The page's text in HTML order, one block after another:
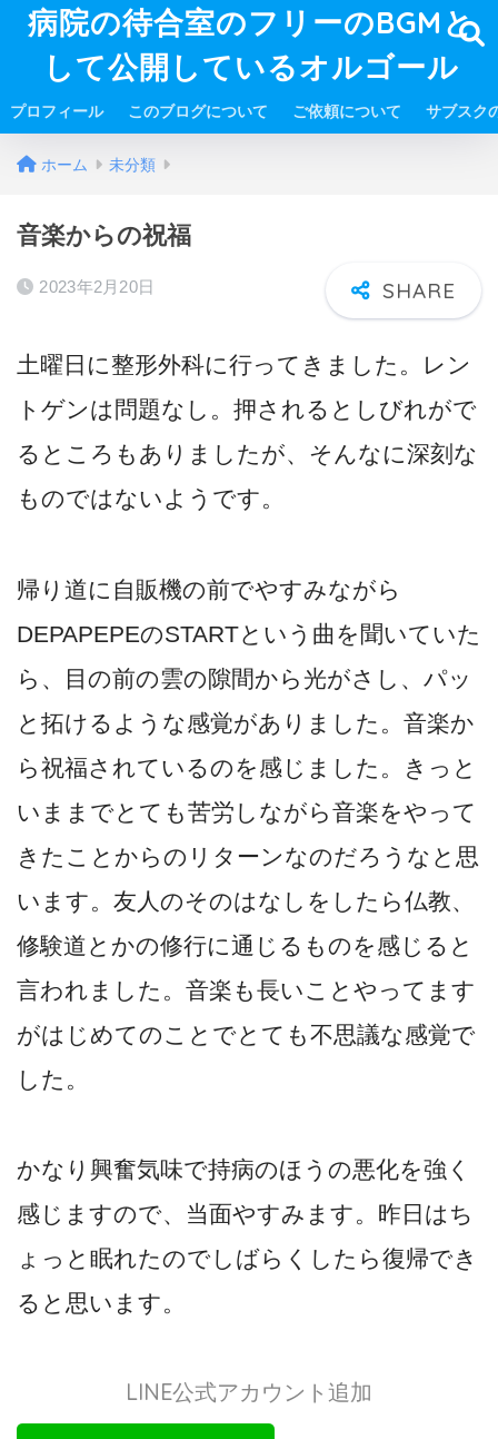
病院の待合室のフリーのBGMと
して公開しているオルゴール
プロフィール このブログについて ご依頼について サブスク
ホーム 未分類
音楽からの祝福
2023年2月20日
土曜日に整形外科に行ってきました。レン
トゲンは問題なし。押されるとしびれがで
るところもありましたが、そんなに深刻な
ものではないようです。
帰り道に自販機の前でやすみながら
DEPAPEPEのSTARTという曲を聞いていた
ら、目の前の雲の隙間から光がさし、パッ
と拓けるような感覚がありました。音楽か
ら祝福されているのを感じました。きっと
いままでとても苦労しながら音楽をやって
きたことからのリターンなのだろうなと思
います。友人のそのはなしをしたら仏教、
修験道とかの修行に通じるものを感じると
言われました。音楽も長いことやってます
がはじめてのことでとても不思議な感覚で
した。
かなり興奮気味で持病のほうの悪化を強く
感じますので、当面やすみます。昨日はち
ょっと眠れたのでしばらくしたら復帰でき
ると思います。
LINE公式アカウント追加